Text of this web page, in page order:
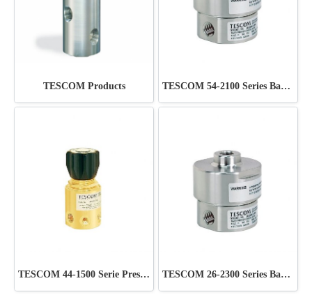
TESCOM Products TESCOM 54-2100 Series Back pressure Liquid Regulator Ideal for use in pump discharge pressure control, chemical injection
TESCOM 44-1500 Serie Pressure Regulator Pneumatic TESCOM 26-2300 Series Back pressure Regulator Hydraulic